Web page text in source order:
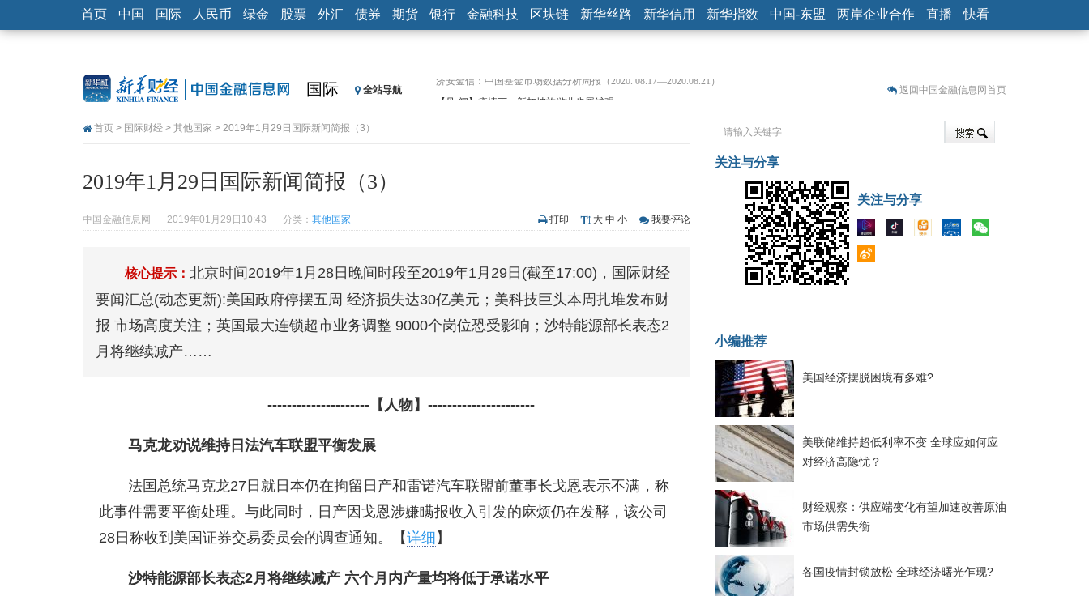
首页 中国 国际 人民币 绿金 股票 外汇 债券 期货 银行 金融科技 区块链 新华丝路 新华信用 新华指数 中国-东盟 两岸企业合作 直播 快看
国际 全站导航
济安金信：中国基金市场数据分析周报（2020. 07.27—2020.07.31）
基本面及股市双轮冲击 债市回调十年期债表现最弱
济安金信：中国基金市场数据分析周报（2020. 08.17—2020.08.21）
返回中国金融信息网首页
首页 > 国际财经 > 其他国家 > 2019年1月29日国际新闻简报（3）
2019年1月29日国际新闻简报（3）
中国金融信息网 2019年01月29日10:43 分类： 其他国家 打印 大 中 小 我要评论
核心提示： 北京时间2019年1月28日晚间时段至2019年1月29日(截至17:00)，国际财经
要闻汇总(动态更新):美国政府停摆五周 经济损失达30亿美元；美科技巨头本周扎堆发布财
报 市场高度关注；英国最大连锁超市业务调整 9000个岗位恐受影响；沙特能源部长表态2
月将继续减产……
---------------------【人物】----------------------
马克龙劝说维持日法汽车联盟平衡发展
法国总统马克龙27日就日本仍在拘留日产和雷诺汽车联盟前董事长戈恩表示不满，称
此事件需要平衡处理。与此同时，日产因戈恩涉嫌瞒报收入引发的麻烦仍在发酵，该公司
28日称收到美国证券交易委员会的调查通知。【详细 】
沙特能源部长表态2月将继续减产 六个月内产量均将低于承诺水平
关注与分享
关注与分享
小编推荐
美国经济摆脱困境有多难?
美联储维持超低利率不变 全球应如何应
对经济高隐忧？
财经观察：供应端变化有望加速改善原油
市场供需失衡
各国疫情封锁放松 全球经济曙光乍现?